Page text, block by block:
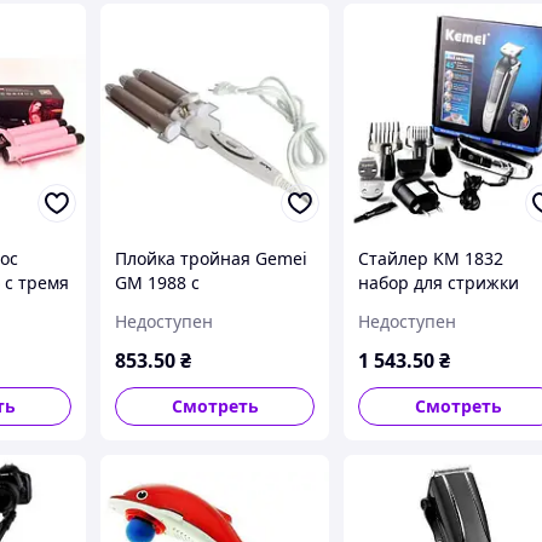
тремя
Плойка тройная Gemei
GM 1988 с
покрытием для
создания локонов и
пружинистости
Недоступен
853.50₴
Смотреть
Стайлер KM 1832
набор для стрижки
насадками для укладки
и ухода за волосами
Недоступен
1 543.50₴
Смотреть